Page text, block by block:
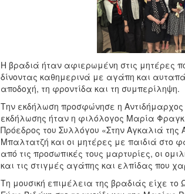
Η βραδιά ήταν αφιερωμένη στις μητέρες
δίνοντας καθημερινά με αγάπη και
αποδοχή, τη φροντίδα και τη συμπερίληψη.
Την εκδήλωση προσφώνησε η
εκδήλωσης ήταν η φιλόλογος Μαρία
Πρόεδρος του Συλλόγου «Στην Αγκαλιά
Μπαλτατζή και οι μητέρες με παιδιά στο
από τις προσωπικές τους μαρτυρίες, οι
και τις στιγμές αγάπης και ελπίδας που
Τη μουσική επιμέλεια της βραδιάς είχε